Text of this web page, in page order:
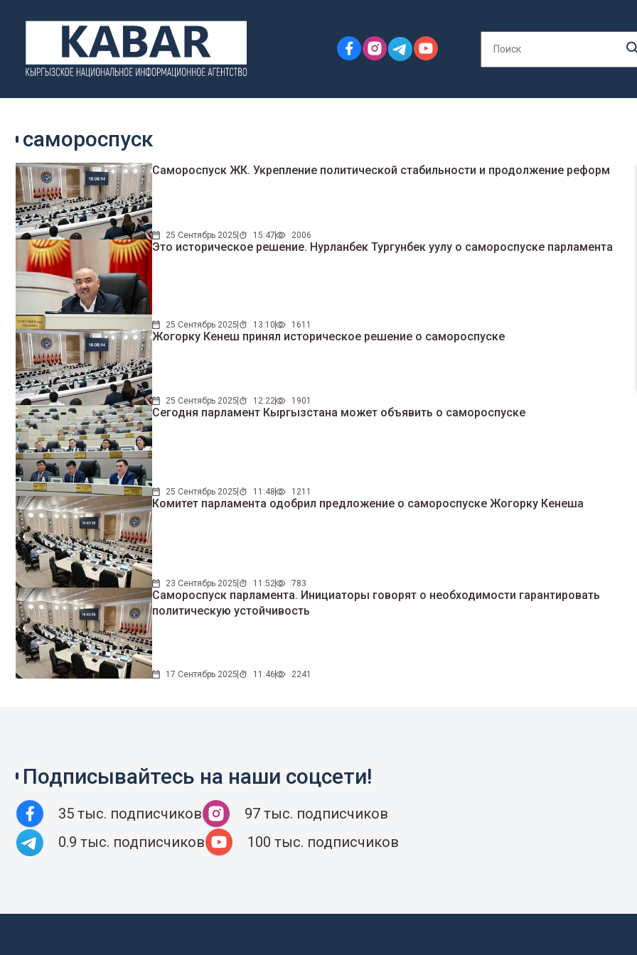
самороспуск
Самороспуск ЖК. Укрепление политической стабильности и продолжение реформ
25 Сентябрь 2025 15:47 2006
Это историческое решение. Нурланбек Тургунбек уулу о самороспуске парламента
25 Сентябрь 2025 13:10 1611
Жогорку Кенеш принял историческое решение о самороспуске
25 Сентябрь 2025 12:22 1901
Сегодня парламент Кыргызстана может объявить о самороспуске
25 Сентябрь 2025 11:48 1211
Комитет парламента одобрил предложение о самороспуске Жогорку Кенеша
23 Сентябрь 2025 11:52 783
Самороспуск парламента. Инициаторы говорят о необходимости гарантировать
политическую устойчивость
17 Сентябрь 2025 11:46 2241
Подписывайтесь на наши соцсети!
35 тыс. подписчиков
97 тыс. подписчиков
0.9 тыс. подписчиков
100 тыс. подписчиков